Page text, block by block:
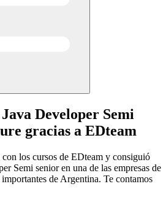
Developer Semi
gracias a EDteam
los cursos de EDteam y consiguió
Semi senior en una de las empresas de
de Argentina. Te contamos